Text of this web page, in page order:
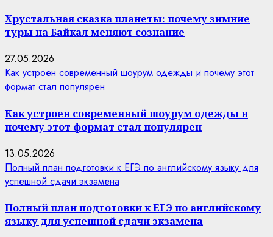
Хрустальная сказка планеты: почему зимние
туры на Байкал меняют сознание
27.05.2026
Как устроен современный шоурум одежды и почему этот
формат стал популярен
Как устроен современный шоурум одежды и
почему этот формат стал популярен
13.05.2026
Полный план подготовки к ЕГЭ по английскому языку для
успешной сдачи экзамена
Полный план подготовки к ЕГЭ по английскому
языку для успешной сдачи экзамена